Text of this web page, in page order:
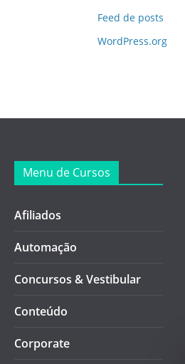
Feed de posts
WordPress.org
Menu de Cursos
Afiliados
Automação
Concursos & Vestibular
Conteúdo
Corporate